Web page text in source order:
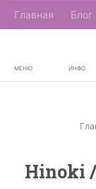
Главная Блог
МЕНЮ ИНФО
Hinoki